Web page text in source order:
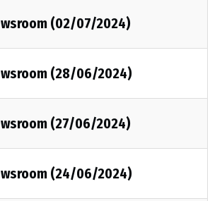
(02/07/2024)
(28/06/2024)
(27/06/2024)
(24/06/2024)